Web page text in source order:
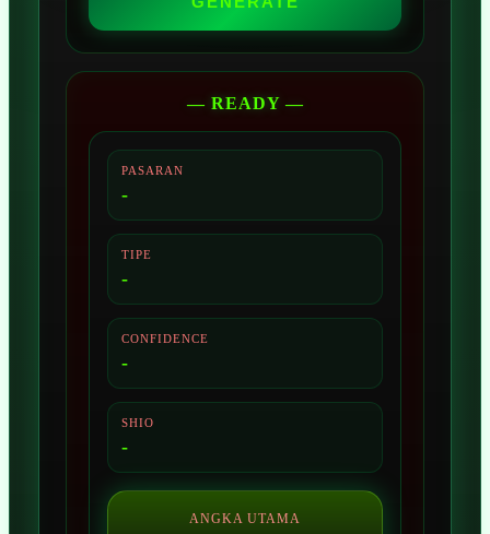
— READY —
PASARAN
-
TIPE
-
CONFIDENCE
-
SHIO
-
ANGKA UTAMA